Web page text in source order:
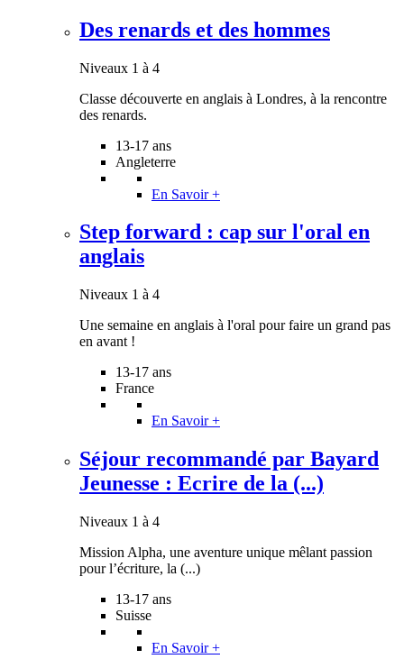
Des renards et des hommes
Niveaux 1 à 4
Classe découverte en anglais à Londres, à la rencontre
des renards.
13-17 ans
Angleterre
En Savoir +
Step forward : cap sur l'oral en
anglais
Niveaux 1 à 4
Une semaine en anglais à l'oral pour faire un grand pas
en avant !
13-17 ans
France
En Savoir +
Séjour recommandé par Bayard
Jeunesse : Ecrire de la (...)
Niveaux 1 à 4
Mission Alpha, une aventure unique mêlant passion
pour l’écriture, la (...)
13-17 ans
Suisse
En Savoir +